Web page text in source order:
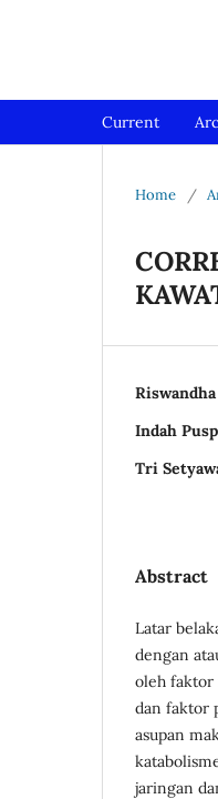
Current
Home /
Riswandha
Indah
Tri
Abstract
Latar
dengan
oleh faktor
dan faktor
asupan
jaringan